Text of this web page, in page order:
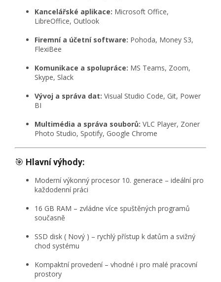
Kancelářské aplikace: Microsoft Office,
LibreOffice, Outlook
Firemní a účetní software: Pohoda, Money S3,
FlexiBee
Komunikace a spolupráce: MS Teams, Zoom,
Skype, Slack
Vývoj a správa dat: Visual Studio Code, Git, Power
BI
Multimédia a správa souborů: VLC Player, Zoner
Photo Studio, Spotify, Google Chrome
🎯 Hlavní výhody:
Moderní výkonný procesor 10. generace – ideální pro
každodenní práci
16 GB RAM – zvládne více spuštěných programů
současně
SSD disk ( Nový ) – rychlý přístup k datům a svižný
chod systému
Kompaktní provedení – vhodné i pro malé pracovní
prostory